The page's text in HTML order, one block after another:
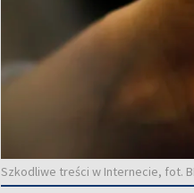
Szkodliwe treści w Internecie, fot.